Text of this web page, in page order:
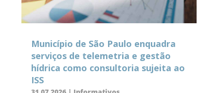
Município de São Paulo enquadra
serviços de telemetria e gestão
hídrica como consultoria sujeita ao
ISS